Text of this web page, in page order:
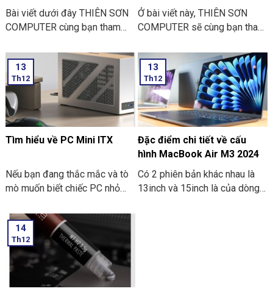
ứng dụng ngân hàng
Bài viết dưới đây THIÊN SƠN
COMPUTER cùng bạn tham
không thể cập nhật sinh trắc
học trên ứng dụng ngân hàng
thường gặp nhé:
Ở bài viết này, THIÊN SƠN
COMPUTER sẽ cùng bạn tham
drum máy in là như thế nào
nhé?
13
Th12
Tìm hiểu về PC Mini ITX
Nếu bạn đang thắc mắc và tò
mò muốn biết chiếc PC nhỏ
nhiều nơi thì PC Mini ITX có
thể đáp ứng được nhu cầu đó.
Sau đây là một số thông tin
khi bạn tìm hiểu về PC Mini
ITX. Cùng THIÊN SƠN
COMPUTER tham khảo nhé.
13
Th12
Đặc điểm chi tiết về cấu
hình MacBook Air M3 2024
Có 2 phiên bản khác nhau là
13inch và 15inch là của dòng
14
Th12